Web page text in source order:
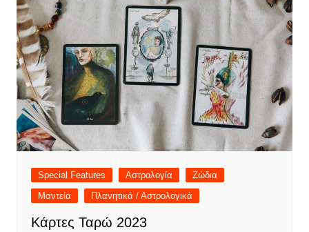
Special Features Αστρολογία
Ζώδια
Μαντεία
Πλανητικά / Αστρολογικά
Κάρτες Ταρώ 2023